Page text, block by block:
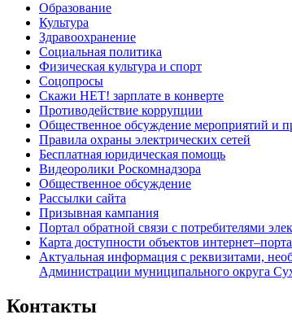
Образование
Культура
Здравоохранение
Социальная политика
Физическая культура и спорт
Соцопросы
Скажи НЕТ! зарплате в конверте
Противодействие коррупции
Общественное обсуждение мероприятий и
Правила охраны электрических сетей
Бесплатная юридическая помощь
Видеоролики Роскомнадзора
Общественное обсуждение
Рассылки сайта
Призывная кампания
Портал обратной связи с потребителями
Карта доступности объектов
Актуальная информация с реквизитами,
Администрации муниципального округа
Контакты